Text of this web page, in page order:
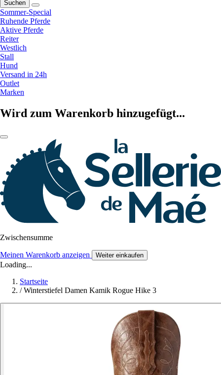
Suchen
Sommer-Special
Ruhende Pferde
Aktive Pferde
Reiter
Westlich
Stall
Hund
Versand in 24h
Outlet
Marken
Wird zum Warenkorb hinzugefügt...
Zwischensumme
Meinen Warenkorb anzeigen Weiter einkaufen
Loading...
Startseite
/ Winterstiefel Damen Kamik Rogue Hike 3